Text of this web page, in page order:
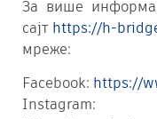
За више
сајт https://h-
мреже:
Facebook: https://
Instagram: